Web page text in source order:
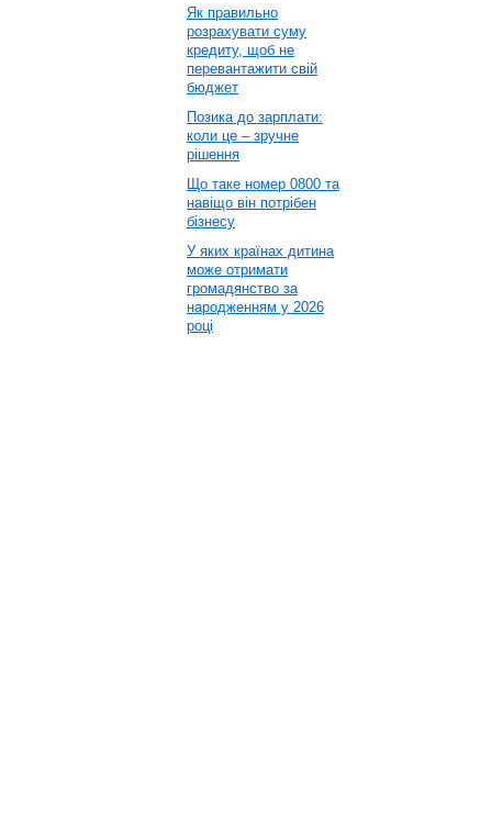
Як правильно
розрахувати суму
кредиту, щоб не
перевантажити свій
бюджет
Позика до зарплати:
коли це – зручне
рішення
Що таке номер 0800 та
навіщо він потрібен
бізнесу
У яких країнах дитина
може отримати
громадянство за
народженням у 2026
році